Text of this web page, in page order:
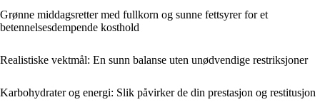
Grønne middagsretter med fullkorn og sunne fettsyrer for et
betennelsesdempende kosthold
Realistiske vektmål: En sunn balanse uten unødvendige restriksjoner
Karbohydrater og energi: Slik påvirker de din prestasjon og restitusjon